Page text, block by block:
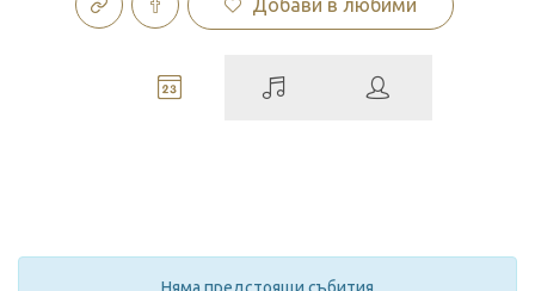
Добави в любими